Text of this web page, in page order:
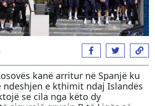
kanë arritur në Spanjë ku
ndeshjen e kthimit ndaj Islandës
se cila nga këto dy